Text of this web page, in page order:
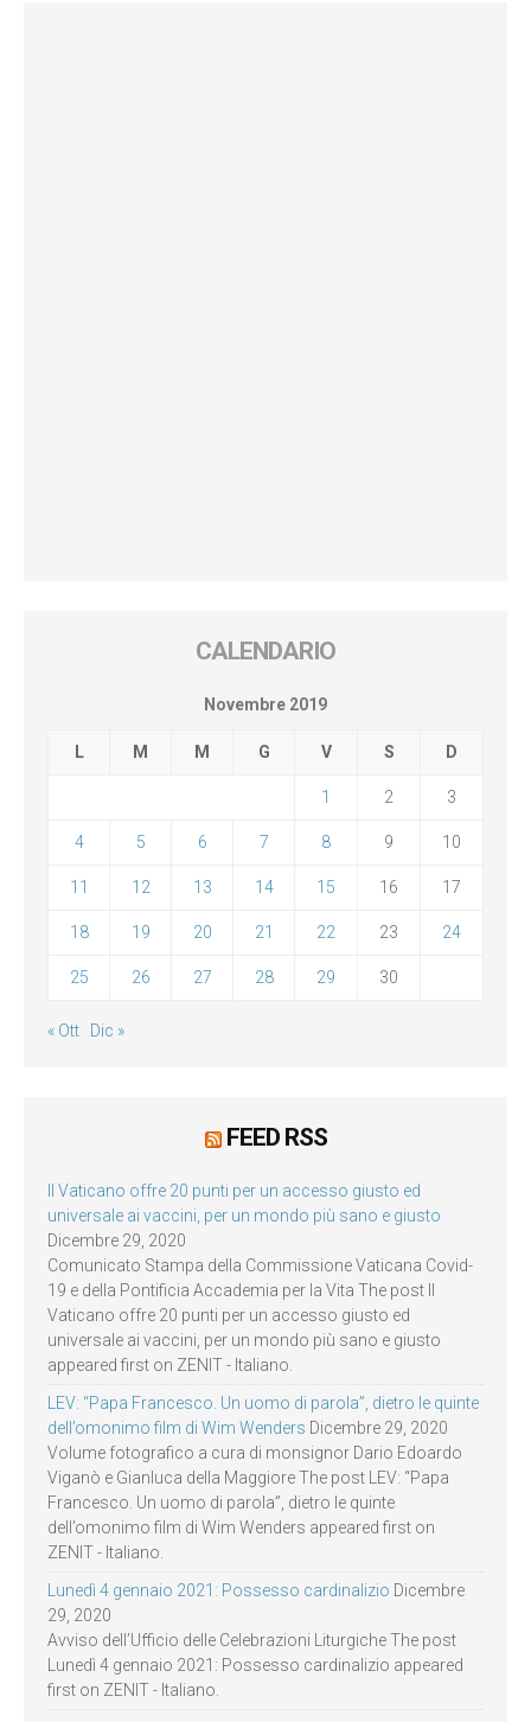
CALENDARIO
Novembre 2019
L M M G V S D
1 2 3
4 5 6 7 8 9 10
11 12 13 14 15 16 17
18 19 20 21 22 23 24
25 26 27 28 29 30
« Ott Dic »
FEED RSS
Il Vaticano offre 20 punti per un accesso giusto ed
universale ai vaccini, per un mondo più sano e giusto
Dicembre 29, 2020
Comunicato Stampa della Commissione Vaticana Covid-
19 e della Pontificia Accademia per la Vita The post Il
Vaticano offre 20 punti per un accesso giusto ed
universale ai vaccini, per un mondo più sano e giusto
appeared first on ZENIT - Italiano.
LEV: “Papa Francesco. Un uomo di parola”, dietro le quinte
dell’omonimo film di Wim Wenders Dicembre 29, 2020
Volume fotografico a cura di monsignor Dario Edoardo
Viganò e Gianluca della Maggiore The post LEV: “Papa
Francesco. Un uomo di parola”, dietro le quinte
dell’omonimo film di Wim Wenders appeared first on
ZENIT - Italiano.
Lunedì 4 gennaio 2021: Possesso cardinalizio Dicembre
29, 2020
Avviso dell’Ufficio delle Celebrazioni Liturgiche The post
Lunedì 4 gennaio 2021: Possesso cardinalizio appeared
first on ZENIT - Italiano.